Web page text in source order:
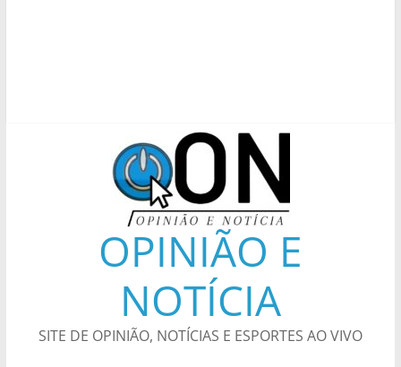
OPINIÃO E
NOTÍCIA
SITE DE OPINIÃO, NOTÍCIAS E ESPORTES AO VIVO